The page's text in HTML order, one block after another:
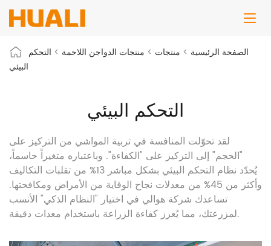
الصفحة الرئيسية > منتجات > منتجات الدواجن اللاحمة > التحكم
البيئي
التحكم البيئي
لقد تحوّلت المنافسة في تربية المواشي من التركيز على
"الحجم" إلى التركيز على "الكفاءة". وباعتباره متغيراً حاسماً،
يُحدّد نظام التحكم البيئي بشكل مباشر 13% من تقلبات التكاليف
وأكثر من 45% من معدلات نجاح الوقاية من الأمراض ومكافحتها.
تساعدك شركة هوالي في اختيار "النظام الذكي" الأنسب
لمزرعتك، مما يُعزز كفاءة الزراعة باستخدام معدات دقيقة.